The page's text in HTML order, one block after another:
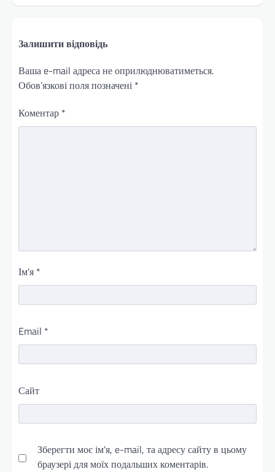
Залишити відповідь
Ваша e-mail адреса не оприлюднюватиметься.
Обов’язкові поля позначені *
Коментар *
Ім'я *
Email *
Сайт
Зберегти моє ім'я, e-mail, та адресу сайту в цьому
браузері для моїх подальших коментарів.